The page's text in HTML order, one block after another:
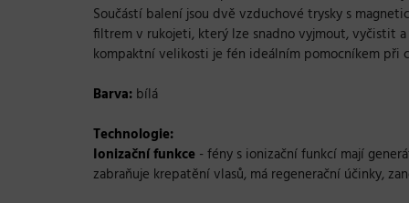
Součástí balení jsou dvě vzduchové trysky s
filtrem v rukojeti, který lze snadno vyjmout, vyčistit
kompaktní velikosti je fén ideálním pomocníkem při
Barva: bílá
Technologie:
Ionizační funkce - fény s ionizační funkcí mají
zabraňuje krepatění vlasů, má regenerační účinky,